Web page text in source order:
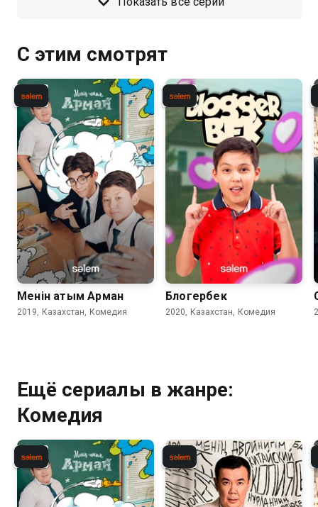
С этим смотрят
Менiн атым Арман
2019, Казахстан, Комедия
Блогербек
2020, Казахстан, Комедия
Ещё сериалы в жанре:
Комедия